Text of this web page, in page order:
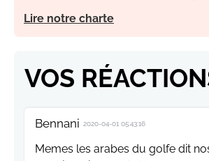
Lire notre charte
VOS
Bennani 2020-04-01 05:43:16
Memes les arabes du golfe dit